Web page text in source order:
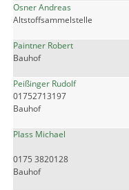
Osner Andreas
Altstoffsammelstelle
Paintner Robert
Bauhof
Peißinger Rudolf
01752713197
Bauhof
Plass Michael
0175 3820128
Bauhof